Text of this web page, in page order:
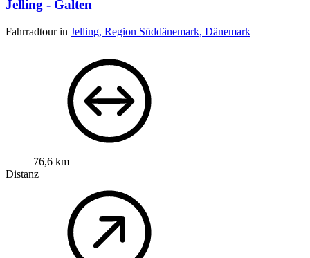
Jelling - Galten
Fahrradtour in Jelling, Region Süddänemark, Dänemark
76,6 km
Distanz